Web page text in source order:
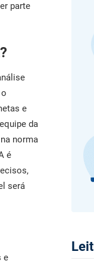
parte
e
da
norma
é
será
e